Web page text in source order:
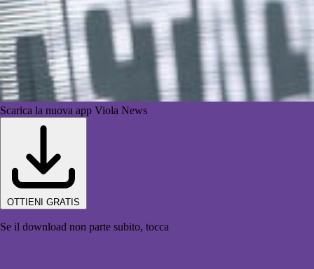
Scarica la nuova app Viola News
OTTIENI GRATIS
Se il download non parte subito, tocca